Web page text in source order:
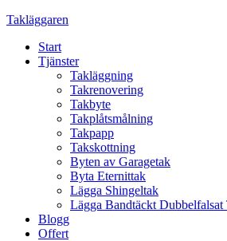
Skip
content
Takläggaren
Start
Tjänster
Takläggning
Takrenovering
Takbyte
Takplåtsmålning
Takpapp
Takskottning
Byten av Garagetak
Byta Eternittak
Lägga Shingeltak
Lägga Bandtäckt Dubbelfalsat
Blogg
Offert